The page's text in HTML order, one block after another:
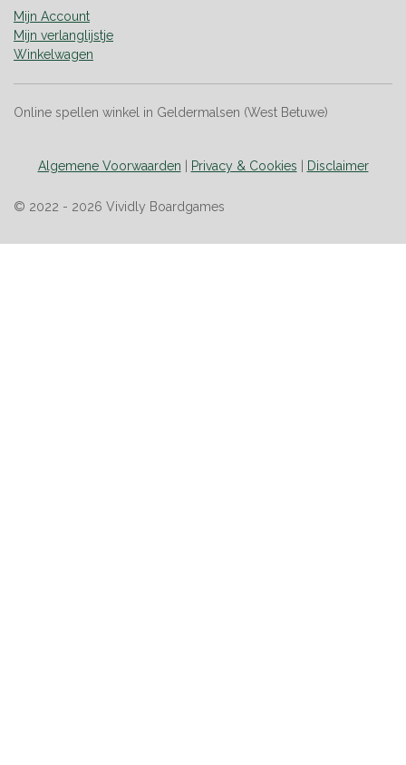
e
n
Mijn Account
Mijn verlanglijstje
Winkelwagen
Online spellen winkel in Geldermalsen (West Betuwe)
Algemene Voorwaarden Privacy & Cookies Disclaimer
© 2022 - 2026 Vividly Boardgames